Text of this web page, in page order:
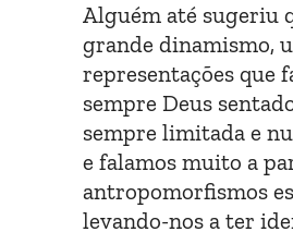
Alguém até sugeriu
grande dinamismo,
representações que
sempre Deus
sempre limitada e
e falamos muito a
antropomorfismos
levando-nos a ter